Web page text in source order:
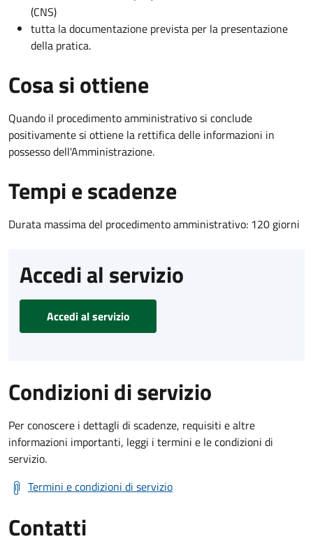
(CNS)
tutta la documentazione prevista per la presentazione
della pratica.
Cosa si ottiene
Quando il procedimento amministrativo si conclude
positivamente si ottiene la rettifica delle informazioni in
possesso dell'Amministrazione.
Tempi e scadenze
Durata massima del procedimento amministrativo: 120 giorni
Accedi al servizio
Accedi al servizio
Condizioni di servizio
Per conoscere i dettagli di scadenze, requisiti e altre
informazioni importanti, leggi i termini e le condizioni di
servizio.
Termini e condizioni di servizio
Contatti